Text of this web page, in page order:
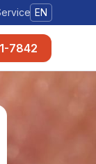
EN
7842